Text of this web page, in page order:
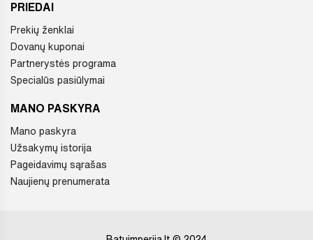
PRIEDAI
Prekių ženklai
Dovanų kuponai
Partnerystės programa
Specialūs pasiūlymai
MANO PASKYRA
Mano paskyra
Užsakymų istorija
Pageidavimų sąrašas
Naujienų prenumerata